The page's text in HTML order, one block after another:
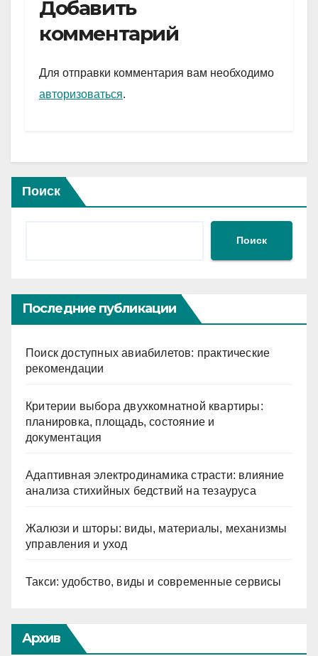
gr
a
m
s
A
p
и
Добавить
комментарий
Для отправки комментария вам необходимо
авторизоваться.
Поиск
Поиск
Последние публикации
Поиск доступных авиабилетов: практические
рекомендации
Критерии выбора двухкомнатной квартиры:
планировка, площадь, состояние и
документация
Адаптивная электродинамика страсти: влияние
анализа стихийных бедствий на тезауруса
Жалюзи и шторы: виды, материалы, механизмы
управления и уход
Такси: удобство, виды и современные сервисы
Архив